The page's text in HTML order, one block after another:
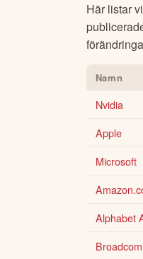
Här listar vi
Namn
Nvidia
Apple
Microsoft
Alphabet
Broadcom